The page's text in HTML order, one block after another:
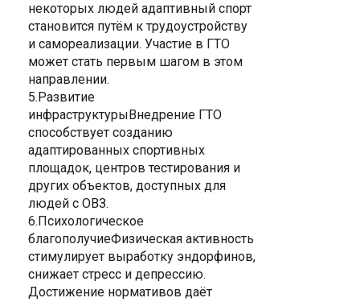
некоторых людей адаптивный спорт
становится путём к трудоустройству
и самореализации. Участие в ГТО
может стать первым шагом в этом
направлении.
5.Развитие
инфраструктурыВнедрение ГТО
способствует созданию
адаптированных спортивных
площадок, центров тестирования и
других объектов, доступных для
людей с ОВЗ.
6.Психологическое
благополучиеФизическая активность
стимулирует выработку эндорфинов,
снижает стресс и депрессию.
Достижение нормативов даёт